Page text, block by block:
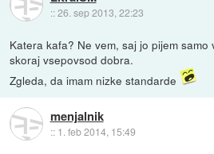
::26. sep 2013, 22:23
Katera kafa? Ne vem, saj jo pijem samo
skoraj vsepovsod dobra.
Zgleda, da imam nizke standarde
menjalnik
:: 1. feb 2014, 15:49